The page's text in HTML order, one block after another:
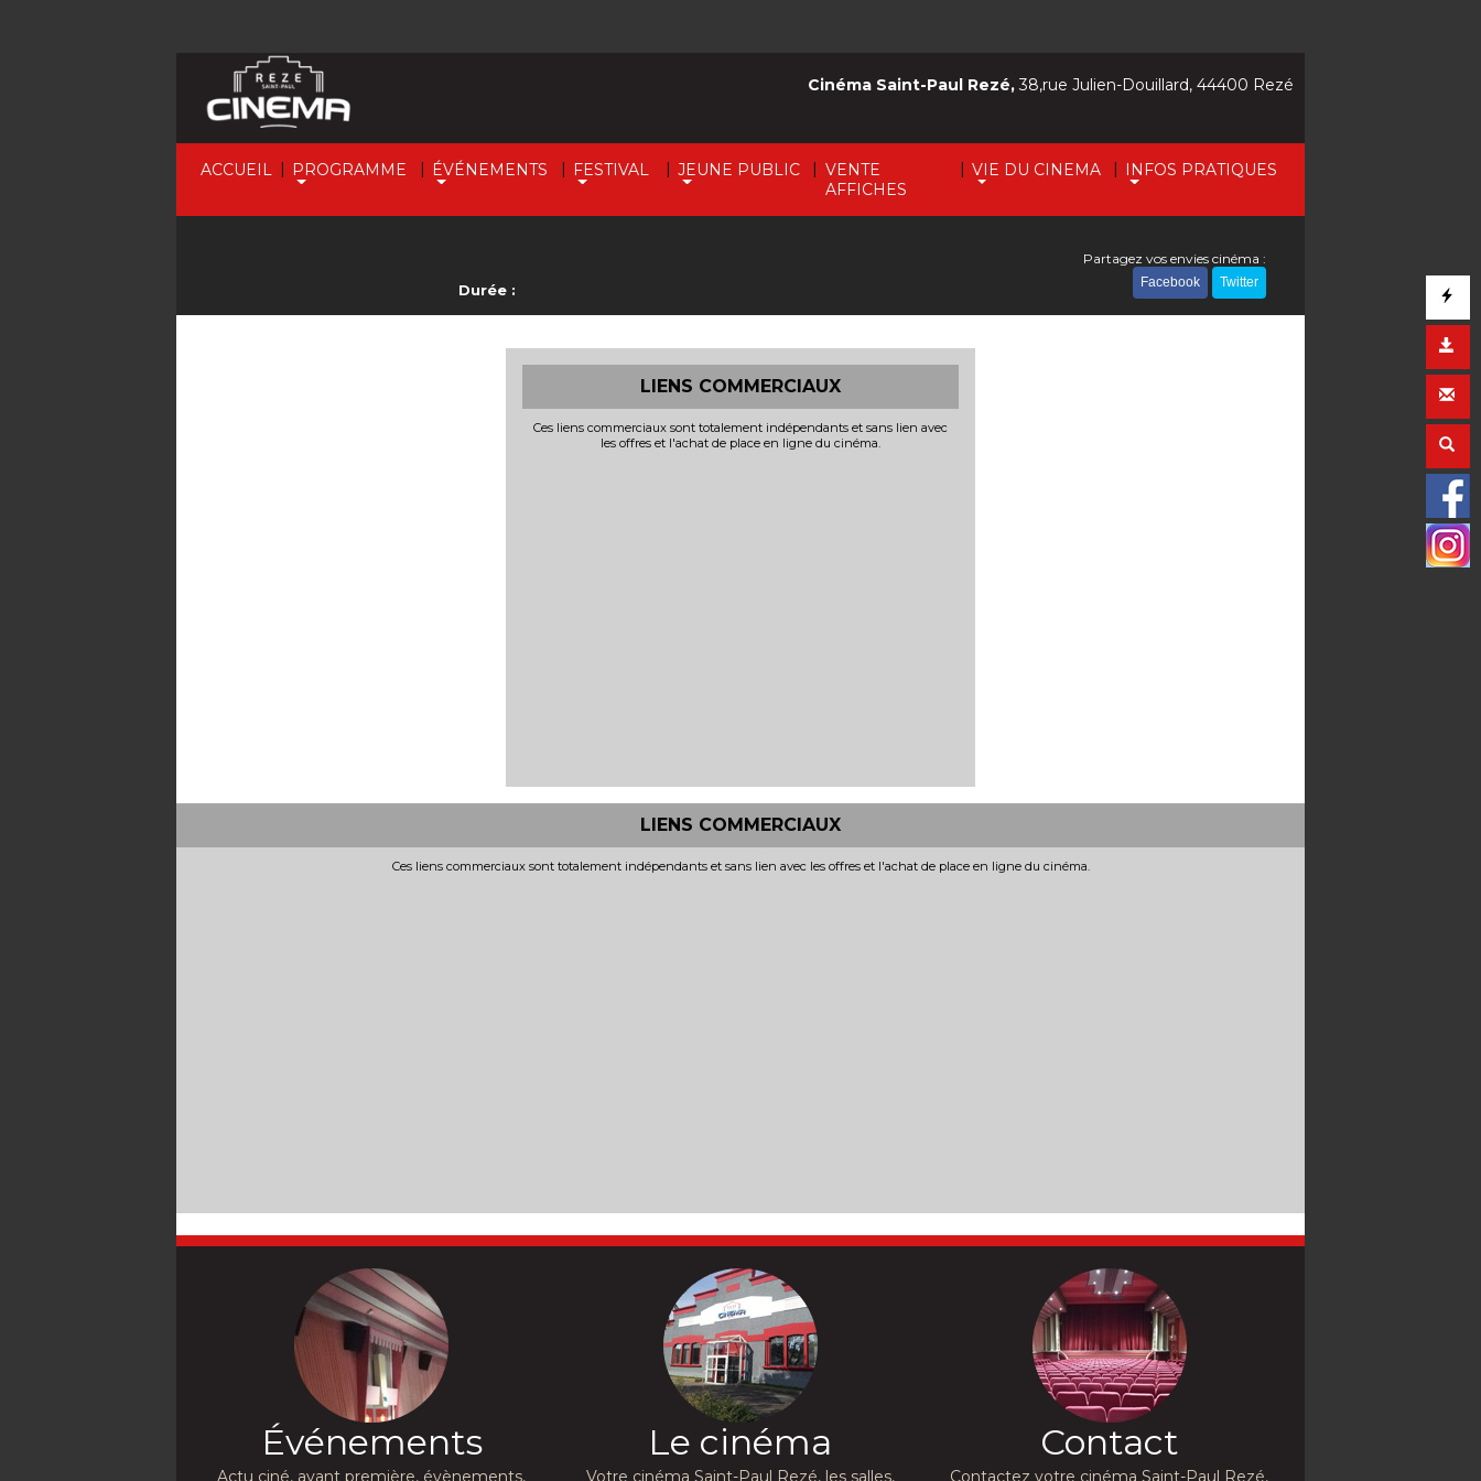
ACCUEIL | PROGRAMME | ÉVÉNEMENTS | FESTIVAL | JEUNE PUBLIC | VENTE
AFFICHES
| VIE DU CINEMA | INFOS PRATIQUES
Cinéma Saint-Paul Rezé,38,rue Julien-Douillard, 44400 Rezé
Durée :
Partagez vos envies cinéma :
Facebook Twitter
LIENS COMMERCIAUX
Ces liens commerciaux sont totalement indépendants et sans lien avec
les offres et l'achat de place en ligne du cinéma.
LIENS COMMERCIAUX
Ces liens commerciaux sont totalement indépendants et sans lien avec les offres et l'achat de place en ligne du cinéma.
Événements
Actu ciné, avant première, évènements,
Le cinéma
Votre cinéma Saint-Paul Rezé, les salles,
Contact
Contactez votre cinéma Saint-Paul Rezé,